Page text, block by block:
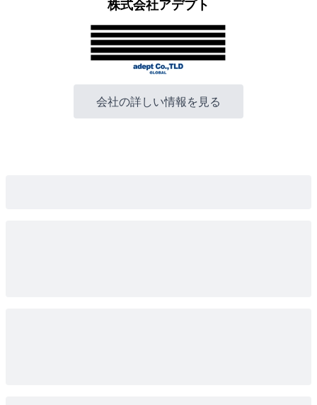
株式会社アデプト
会社の詳しい情報を見る